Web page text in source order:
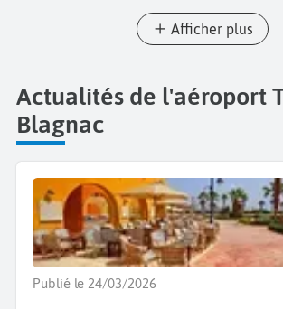
Afficher plus
Actualités de l'aéroport
Blagnac
Publié le 24/03/2026